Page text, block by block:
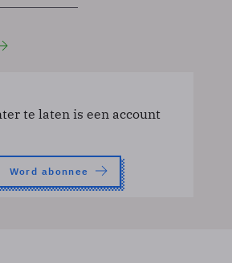
te laten is een account
Word abonnee